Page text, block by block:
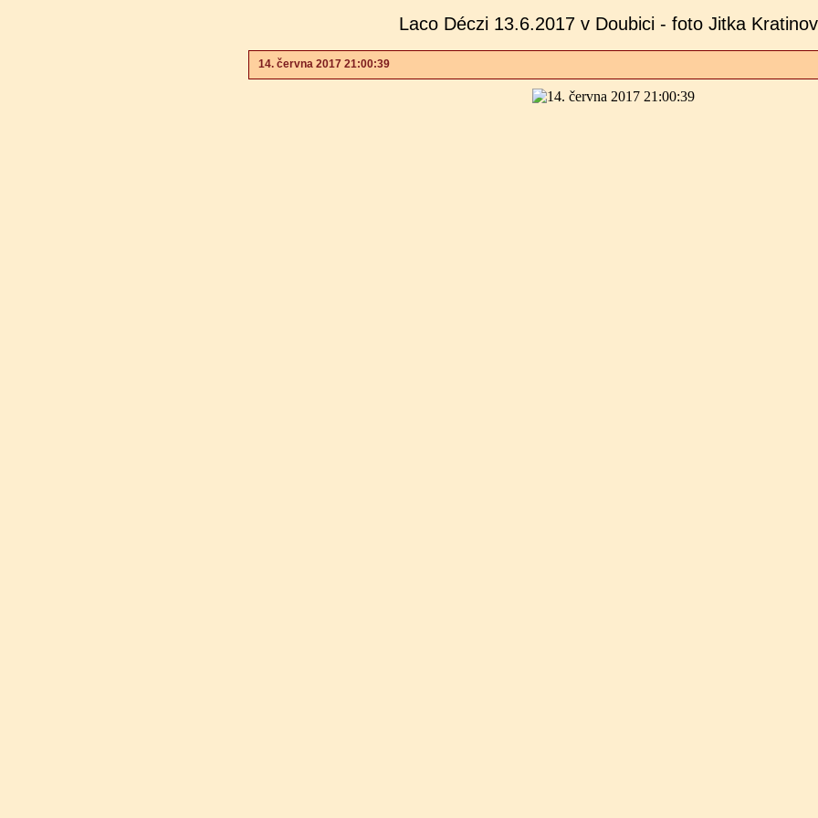
Laco Déczi 13.6.2017 v Doubici - foto Jitka
14. června 2017 21:00:39